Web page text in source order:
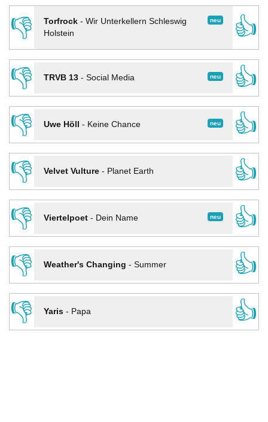
👎
neu
Torfrock- Wir Unterkellern Schleswig
Holstein
👍
👎
neu
TRVB 13- Social Media
👍
👎
neu
Uwe Höll - Keine Chance
👍
👎
Velvet Vulture- Planet Earth
👍
👎
neu
Viertelpoet- Dein Name
👍
👎
Weather's Changing - Summer
👍
👎
Yaris- Papa 👍